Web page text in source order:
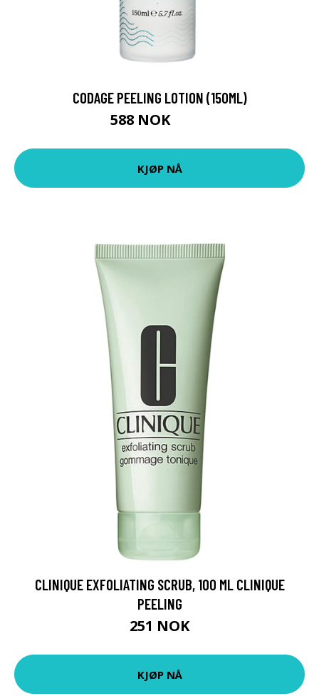
CODAGE PEELING LOTION (150ML)
588 NOK
KJØP NÅ
CLINIQUE EXFOLIATING SCRUB, 100 ML CLINIQUE
PEELING
251 NOK
KJØP NÅ